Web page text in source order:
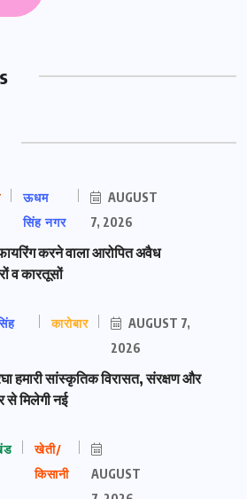
ऊधम
सिंह नगर
AUGUST
7, 2026
करने वाला आरोपित अवैध
व कारतूसों
कारोबार
AUGUST 7,
2026
हमारी सांस्कृतिक विरासत, संरक्षण और
से मिलेगी नई
खेती/
किसानी
AUGUST